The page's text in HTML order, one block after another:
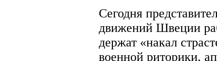
Сегодня
движений Швеции
держат «накал
военной риторики,